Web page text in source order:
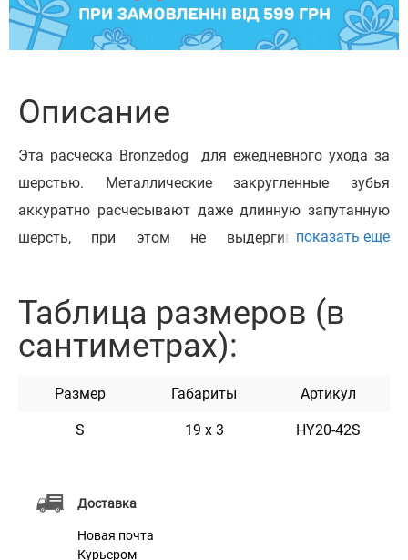
Доставка
Новая почта
Курьером
Описание
Эта расческа Bronzedog для ежедневного ухода за
шерстью. Металлические закругленные зубья
аккуратно расчесывают даже длинную запутанную
шерсть, при этом не выдергивая волоски.
регулярном использовании приводит шерсть в
порядок. Идеально подходит в уходе за шерстью
профессионального использования.
показать еще
Таблица размеров (в
сантиметрах):
Размер Габариты Артикул
S 19 х 3 HY20-42S